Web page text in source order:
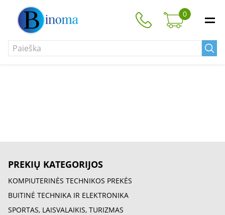
0
PREKIŲ KATEGORIJOS
KOMPIUTERINĖS TECHNIKOS PREKĖS
BUITINĖ TECHNIKA IR ELEKTRONIKA
SPORTAS, LAISVALAIKIS, TURIZMAS